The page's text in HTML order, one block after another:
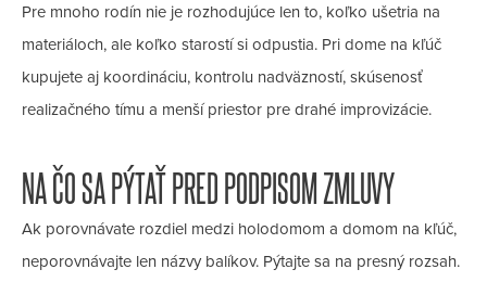
Pre mnoho rodín nie je rozhodujúce len to, koľko ušetria na
materiáloch, ale koľko starostí si odpustia. Pri dome na kľúč
kupujete aj koordináciu, kontrolu nadväzností, skúsenosť
realizačného tímu a menší priestor pre drahé improvizácie.
NA ČO SA PÝTAŤ PRED PODPISOM ZMLUVY
Ak porovnávate rozdiel medzi holodomom a domom na kľúč,
neporovnávajte len názvy balíkov. Pýtajte sa na presný rozsah.